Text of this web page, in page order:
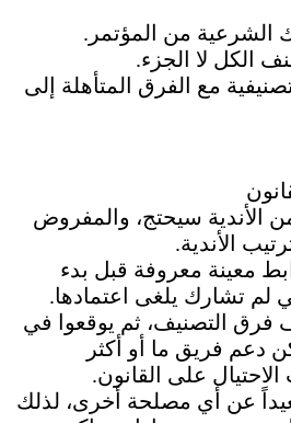
الشرعية من المؤتمر.
الكل لا الجزء.
مع الفرق المتأهلة إلى
الأندية سيحتج، والمفروض
الأندية.
معينة معروفة قبل بدء
لم تشارك يلغى اعتمادها.
فرق التصنيف، ثم يوقعوا في
دعم فريق ما أو أكثر
على القانون.
عن أي مصلحة أخرى، لذلك